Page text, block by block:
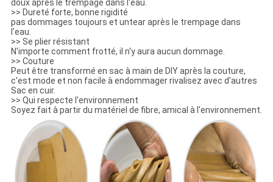
doux après le trempage dans l'eau.
>> Dureté forte, bonne rigidité
pas dommages toujours et untear après le trempage dans
l'eau.
>> Se plier résistant
N'importe comment frotté, il n'y aura aucun dommage.
>> Couture
Peut être transformé en sac à main de DIY après la couture,
c'est mode et non facile à endommager rivalisez avec d'autres
Sac en cuir.
>> Qui respecte l'environnement
Soyez fait à partir du matériel de fibre, amical à l'environnement.